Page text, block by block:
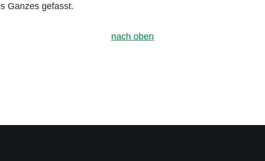
Ganzes gefasst.
nach oben